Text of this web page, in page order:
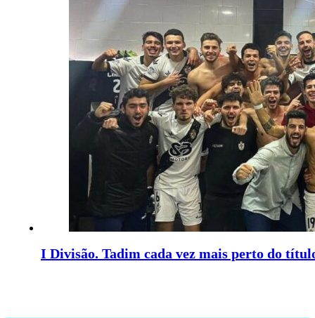
I Divisão. Tadim cada vez mais perto do